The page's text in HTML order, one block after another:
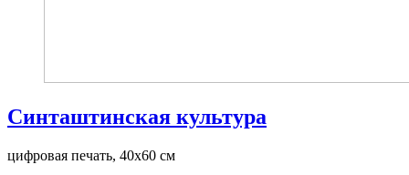
Синташтинская культура
цифровая печать, 40x60 см